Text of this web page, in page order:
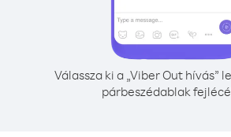
Válassza ki a „Viber Out hívás”
párbeszédablak